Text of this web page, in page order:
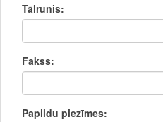
Tālrunis:
Fakss:
Papildu piezīmes: